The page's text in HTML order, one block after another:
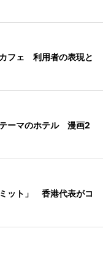
フェ 利用者の表現と
ーマのホテル 漫画2
ット」 香港代表がコ